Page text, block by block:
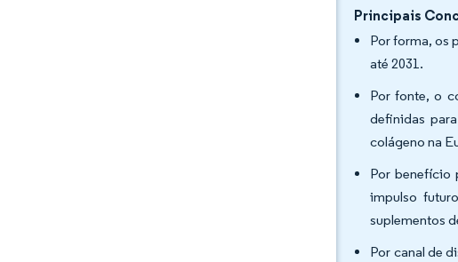
Principais
Por forma, os
até 2031.
Por fonte, o
definidas
colágeno na
Por benefício
impulso
suplementos
Por canal de